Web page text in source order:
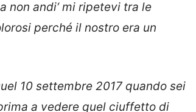
non andi‘ mi ripetevi tra le
perché il nostro era un
10 settembre 2017 quando sei
a vedere quel ciuffetto di